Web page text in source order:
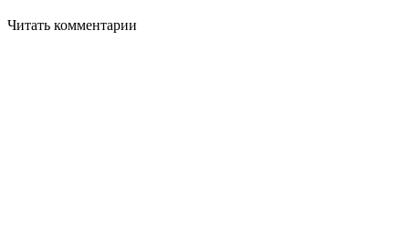
Читать комментарии